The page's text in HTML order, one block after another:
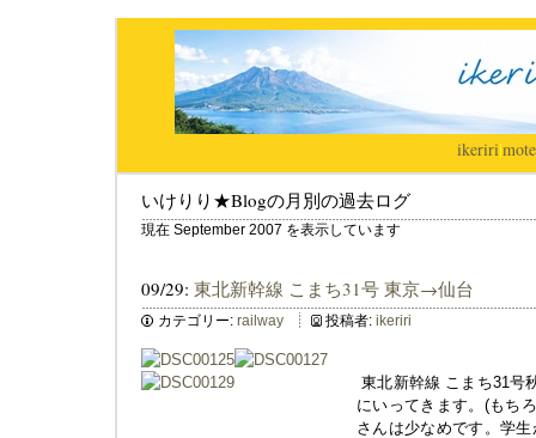
ikeriri|
いけりり★Blogの月別の過去ログ
現在 September 2007 を表示しています
09/29: 東北新幹線 こまち31号 東京→仙台
カテゴリー: railway 投稿者: ikeriri
東北新幹線 こまち31号
にいってきます。(もち
さんは少なめです。学